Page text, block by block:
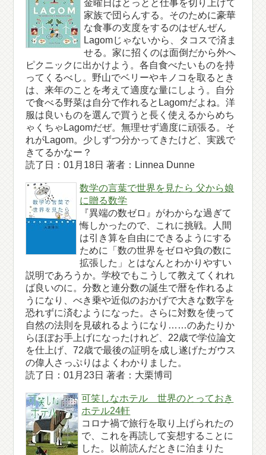
金曜日はとっとと仕事を切り上げて
家族で団らんする。そのために豪華
な食事の支度をするのはぜんぜん
Lagomじゃないから、タコスで済ま
せる。家に招くのは面倒だから外へ
ピクニックに出かけよう。各自食べたいものを持
ってくるべし。野山でベリーやキノコを取るとき
は、来年のことを考えて適度な量にしよう。自分
で食べる野菜は自分で作れるとLagomだよね。洋
服は良いものを選んで買うと長く使えるからめち
ゃくちゃLagomだぜ。無理せず適度に頑張る。そ
れがLagom。少しずつ分かってきたけど、実践で
きてるかなー？
読了日：01月18日 著者：Linnea Dunne
数学の言葉で世界を見たら 父から娘
に贈る数学
『異端の数ゼロ』がわからな過ぎて
悔しかったので、これに挑戦。人間
は引き算を自由にできるようにする
ために「数の世界をゼロや負の数に
拡張した」とはなんとわかりやすい
説明であろうか。学校でもこうして教えてくれれ
ば良いのに。分数と連分数の誕生で暦を作れるよ
うになり、べき乗や近似のおかげで大きな数字を
恐れずに済むようになった。さらに対数を使って
自然の法則を見破れるようになり……のあたりか
らほぼお手上げになったけれど、22歳で学位論文
を仕上げ、72歳で最後の証明を成し遂げたガウス
の偉人さっぷりはよくわかりました。
読了日：01月23日 著者：大栗博司
可笑しなホテル 世界のとっておき
ホテル24軒
コロナ禍で旅行を取り上げられたの
で、これを再読して妄想することに
した。以前読んだときに泊まりた